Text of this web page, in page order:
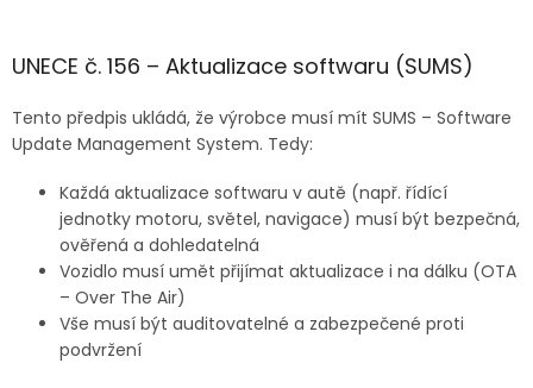
UNECE č. 156 – Aktualizace softwaru (SUMS)
Tento předpis ukládá, že výrobce musí mít SUMS – Software
Update Management System. Tedy:
Každá aktualizace softwaru v autě (např. řídící
jednotky motoru, světel, navigace) musí být bezpečná,
ověřená a dohledatelná
Vozidlo musí umět přijímat aktualizace i na dálku (OTA
– Over The Air)
Vše musí být auditovatelné a zabezpečené proti
podvržení